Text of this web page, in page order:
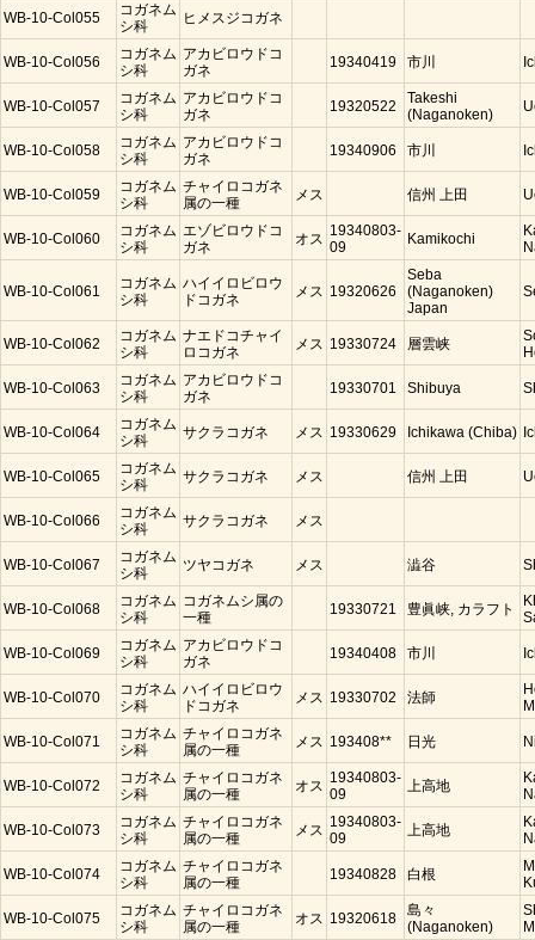
WB-10-Col055
コガネム
シ科
ヒメスジコガネ
WB-10-Col056
コガネム
シ科
アカビロウドコ
ガネ
19340419 市川
WB-10-Col057
コガネム
シ科
アカビロウドコ
ガネ
19320522
Takeshi
(Naganoken)
WB-10-Col058
コガネム
シ科
アカビロウドコ
ガネ
19340906 市川
WB-10-Col059
コガネム
シ科
チャイロコガネ
属の一種
メス 信州 上田
WB-10-Col060
コガネム
シ科
エゾビロウドコ
ガネ
オス 19340803-
09
Kamikochi
WB-10-Col061
コガネム
シ科
ハイイロビロウ
ドコガネ
メス 19320626
Seba
(Naganoken)
Japan
WB-10-Col062
コガネム
シ科
ナエドコチャイ
ロコガネ
メス 19330724 層雲峡
WB-10-Col063
コガネム
シ科
アカビロウドコ
ガネ
19330701 Shibuya
WB-10-Col064
コガネム
シ科
サクラコガネ メス 19330629 Ichikawa (Chiba)
WB-10-Col065
コガネム
シ科
サクラコガネ メス 信州 上田
WB-10-Col066
コガネム
シ科
サクラコガネ メス
WB-10-Col067
コガネム
シ科
ツヤコガネ メス 澁谷
WB-10-Col068
コガネム
シ科
コガネムシ属の
一種
19330721 豊眞峡, カラフト
WB-10-Col069
コガネム
シ科
アカビロウドコ
ガネ
19340408 市川
WB-10-Col070
コガネム
シ科
ハイイロビロウ
ドコガネ
メス 19330702 法師
WB-10-Col071
コガネム
シ科
チャイロコガネ
属の一種
メス 193408** 日光
WB-10-Col072
コガネム
シ科
チャイロコガネ
属の一種
オス 19340803-
09
上高地
WB-10-Col073
コガネム
シ科
チャイロコガネ
属の一種
メス 19340803-
09
上高地
WB-10-Col074
コガネム
シ科
チャイロコガネ
属の一種
19340828 白根
WB-10-Col075
コガネム
シ科
チャイロコガネ
属の一種
オス 19320618
島々
(Naganoken)